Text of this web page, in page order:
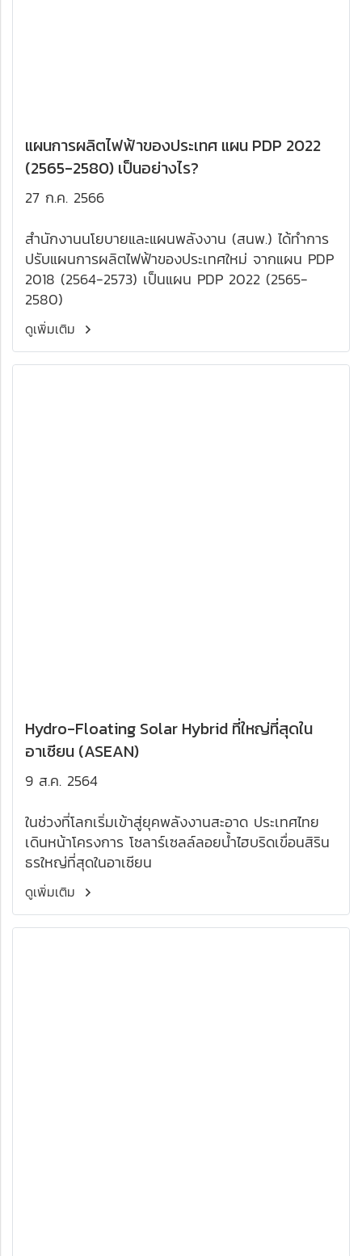
แผนการผลิตไฟฟ้าของประเทศ แผน PDP 2022
(2565-2580) เป็นอย่างไร?
27 ก.ค. 2566
สำนักงานนโยบายและแผนพลังงาน (สนพ.) ได้ทำการ
ปรับแผนการผลิตไฟฟ้าของประเทศใหม่ จากแผน PDP
2018 (2564-2573) เป็นแผน PDP 2022 (2565-
2580)
ดูเพิ่มเติม
Hydro-Floating Solar Hybrid ที่ใหญ่ที่สุดใน
อาเซียน (ASEAN)
9 ส.ค. 2564
ในช่วงที่โลกเริ่มเข้าสู่ยุคพลังงานสะอาด ประเทศไทย
เดินหน้าโครงการ โซลาร์เซลล์ลอยน้ำไฮบริดเขื่อนสิริน
ธรใหญ่ที่สุดในอาเซียน
ดูเพิ่มเติม